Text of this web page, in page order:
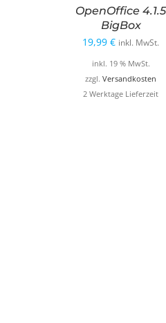
OpenOffice 4.1.5
BigBox
19,99€ inkl. MwSt.
inkl. 19 % MwSt.
zzgl.Versandkosten
2 Werktage Lieferzeit